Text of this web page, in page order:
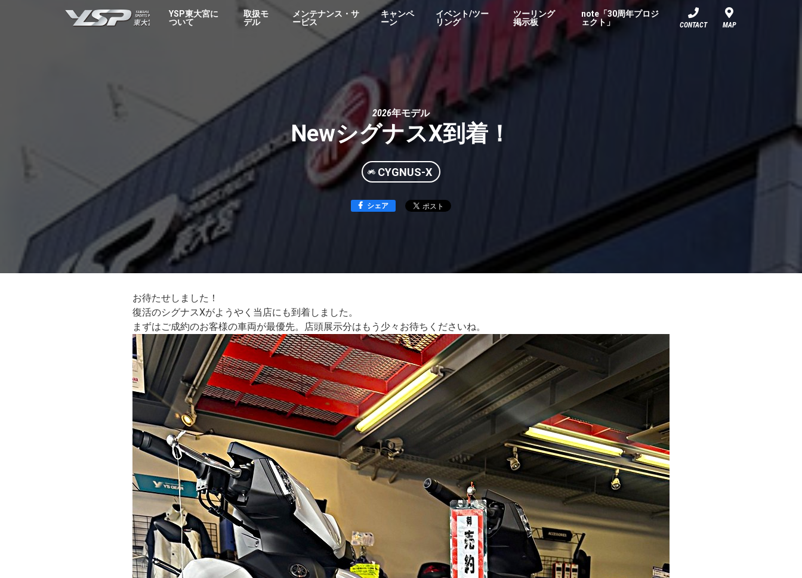
YSP東大宮
YSP東大宮に
ついて
取扱モ
デル
メンテナンス・サ
ービス
キャンペ
ーン
イベント/ツー
リング
ツーリング
掲示板
note「30周年プロジ
ェクト」
CONTACT MAP
2026年モデル
NewシグナスX到着！
CYGNUS-X
シェア
お待たせしました！
復活のシグナスXがようやく当店にも到着しました。
まずはご成約のお客様の車両が最優先。店頭展示分はもう少々お待ちくださいね。